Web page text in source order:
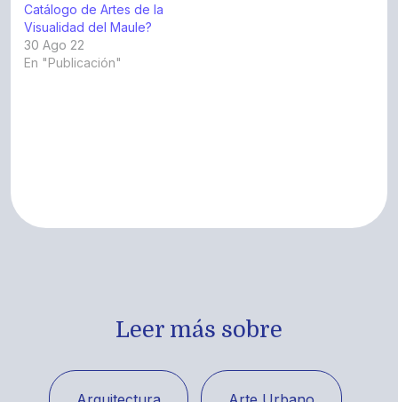
Catálogo de Artes de la
Visualidad del Maule?
30 Ago 22
En "Publicación"
Leer más sobre